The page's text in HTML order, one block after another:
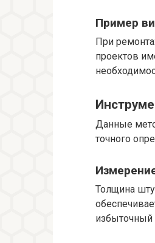
Пример
При
проектов
Данные
точного
Толщина
избыточный